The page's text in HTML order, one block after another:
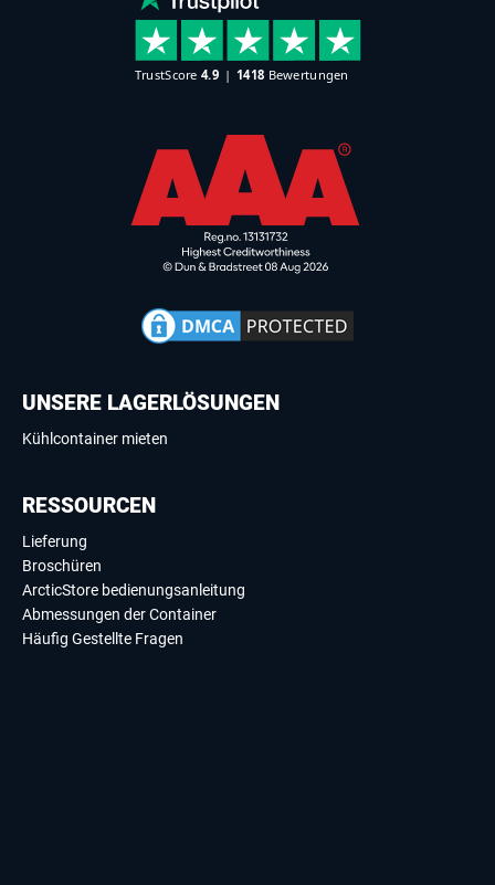
UNSERE LAGERLÖSUNGEN
Kühlcontainer mieten
RESSOURCEN
Lieferung
Broschüren
ArcticStore bedienungsanleitung
Abmessungen der Container
Häufig Gestellte Fragen